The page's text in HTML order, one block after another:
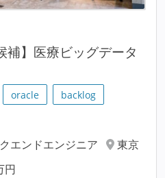
補】医療ビッグデータ
oracle
backlog
エンドエンジニア
東京
円